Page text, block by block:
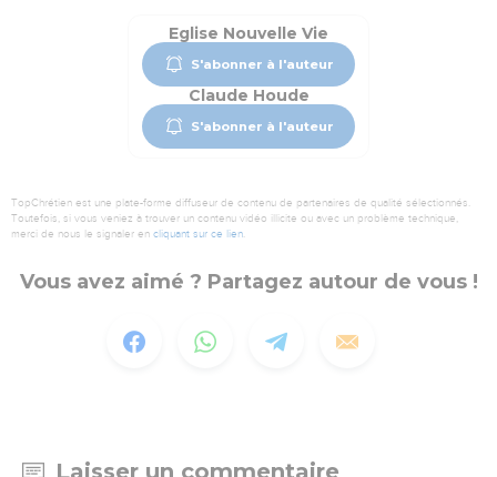
Eglise Nouvelle Vie
S'abonner à l'auteur
Claude Houde
S'abonner à l'auteur
TopChrétien est une plate-forme diffuseur de contenu de partenaires de qualité sélectionnés.
Toutefois, si vous veniez à trouver un contenu vidéo illicite ou avec un problème technique,
merci de nous le signaler en cliquant sur ce lien.
Vous avez aimé ? Partagez autour de vous !